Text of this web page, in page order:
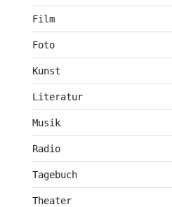
Film
Foto
Kunst
Literatur
Musik
Radio
Tagebuch
Theater